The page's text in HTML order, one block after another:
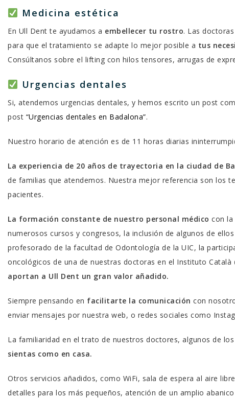
Medicina estética
En Ull Dent te ayudamos a embellecer tu rostro. Las
para que el tratamiento se adapte lo mejor posible a tus
Consúltanos sobre el lifting con hilos tensores, arrugas de
Urgencias dentales
Si, atendemos urgencias dentales, y hemos escrito un post
post “Urgencias dentales en Badalona”.
Nuestro horario de atención es de 11 horas diarias
La experiencia de 20 años de trayectoria en la ciudad de
de familias que atendemos. Nuestra mejor referencia son los
pacientes.
La formación constante de nuestro personal médico con la
numerosos cursos y congresos, la inclusión de algunos de
profesorado de la facultad de Odontología de la UIC, la
oncológicos de una de nuestras doctoras en el Instituto
aportan a Ull Dent un gran valor añadido.
Siempre pensando en facilitarte la comunicación con
enviar mensajes por nuestra web, o redes sociales como
La familiaridad en el trato de nuestros doctores, algunos de
sientas como en casa.
Otros servicios añadidos, como WiFi, sala de espera al aire
detalles para los más pequeños, atención de un amplio